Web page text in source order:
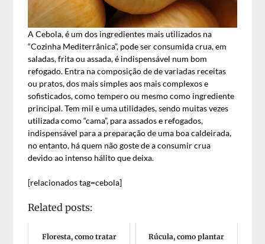
A Cebola, é um dos ingredientes mais utilizados na
“Cozinha Mediterrânica”, pode ser consumida crua, em
saladas, frita ou assada, é indispensável num bom
refogado. Entra na composição de de variadas receitas
ou pratos, dos mais simples aos mais complexos e
sofisticados, como tempero ou mesmo como ingrediente
principal. Tem mil e uma utilidades, sendo muitas vezes
utilizada como “cama”, para assados e refogados,
indispensável para a preparação de uma boa caldeirada,
no entanto, há quem não goste de a consumir crua
devido ao intenso hálito que deixa.
[relacionados tag=cebola]
Related posts:
Floresta, como tratar Rúcula, como plantar